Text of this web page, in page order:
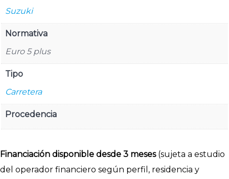
Suzuki
Normativa
Euro 5 plus
Tipo
Carretera
Procedencia
Financiación disponible desde 3 meses(sujeta a estudio
del operador financiero según perfil, residencia y